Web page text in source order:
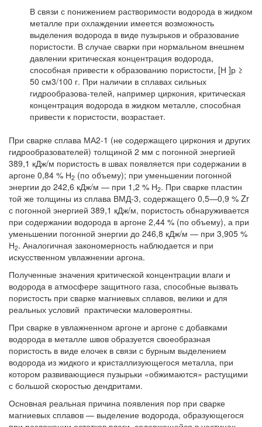
В связи с понижением растворимости водорода в жидком
металле при охлаждении имеется возможность
выделения водорода в виде пузырьков и образование
пористости. В случае сварки при нормальном внешнем
давлении критическая концентрация водорода,
способная привести к образованию пористости, [Н ]р ≥
50 см3/100 г. При наличии в сплавах сильных
гидрообразова-телей, например циркония, критическая
концентрация водорода в жидком металле, способная
привести к пористости, возрастает.
При сварке сплава МА2-1 (не содержащего циркония и других
гидрообразователей) толщиной 2 мм с погонной энергией
389,1 кДж/м пористость в швах появляется при содержании в
аргоне 0,84 % Н2 (по объему); при уменьшении погонной
энергии до 242,6 кДж/м — при 1,2 % Н2. При сварке пластин
той же толщины из сплава ВМД-3, содержащего 0,5—0,9 % Zr
с погонной энергией 389,1 кДж/м, пористость обнаруживается
при содержании водорода в аргоне 2,44 % (по объему), а при
уменьшении погонной энергии до 246,8 кДж/м — при 3,905 %
Н2. Аналогичная закономерность наблюдается и при
искусственном увлажнении аргона.
Полученные значения критической концентрации влаги и
водорода в атмосфере защитного газа, способные вызвать
пористость при сварке магниевых сплавов, велики и для
реальных условий практически маловероятны.
При сварке в увлажненном аргоне и аргоне с добавками
водорода в металле швов образуется своеобразная
пористость в виде елочек в связи с бурным выделением
водорода из жидкого и кристаллизующегося металла, при
котором развивающиеся пузырьки «обжимаются» растущими
с большой скоростью дендритами.
Основная реальная причина появления пор при сварке
магниевых сплавов — выделение водорода, образующегося